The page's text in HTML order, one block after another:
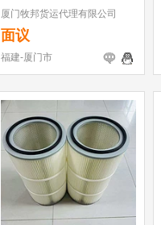
厦门牧邦货运代理有限公司
面议
福建-厦门市